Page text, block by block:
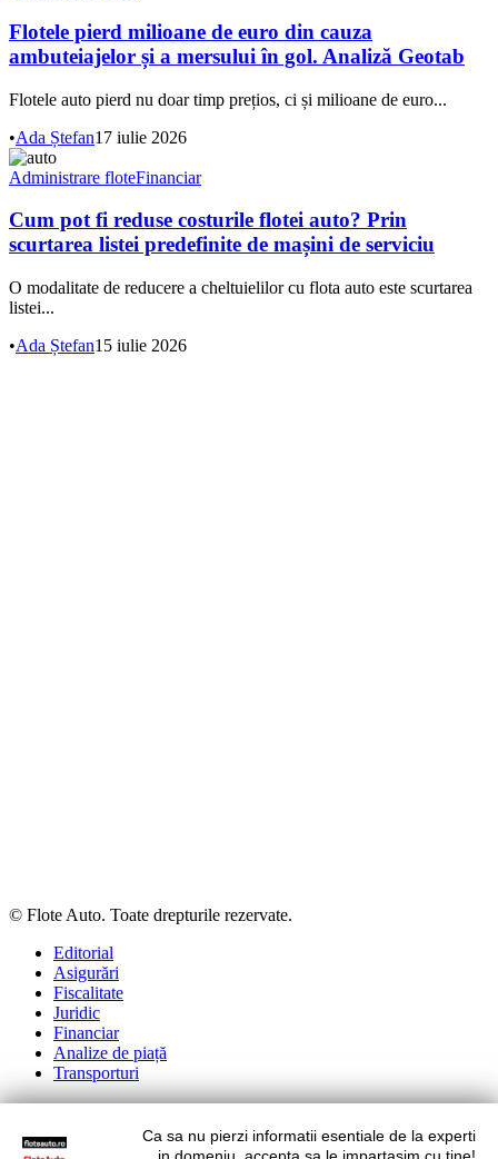
Flotele pierd milioane de euro din cauza
ambuteiajelor și a mersului în gol. Analiză Geotab
Flotele auto pierd nu doar timp prețios, ci și milioane de euro...
•Ada Ștefan17 iulie 2026
Administrare floteFinanciar
Cum pot fi reduse costurile flotei auto? Prin
scurtarea listei predefinite de mașini de serviciu
O modalitate de reducere a cheltuielilor cu flota auto este scurtarea
listei...
•Ada Ștefan15 iulie 2026
© Flote Auto. Toate drepturile rezervate.
Editorial
Asigurări
Fiscalitate
Juridic
Financiar
Analize de piață
Transporturi
Situl nostru utilizeaza cookies. Ce inseamna cookie?Aflati mai
Ca sa nu pierzi informatii esentiale de la experti